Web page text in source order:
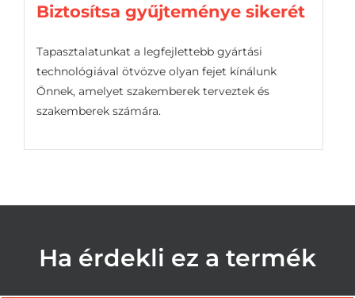
Biztosítsa gyűjteménye sikerét
Tapasztalatunkat a legfejlettebb gyártási
technológiával ötvözve olyan fejet kínálunk
Önnek, amelyet szakemberek terveztek és
szakemberek számára.
Ha érdekli ez a termék